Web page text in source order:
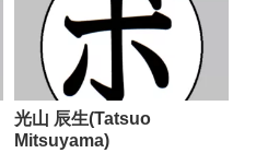
光山 辰生(Tatsuo
Mitsuyama)